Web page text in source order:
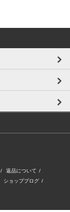
/ 返品について /
ショップブログ /